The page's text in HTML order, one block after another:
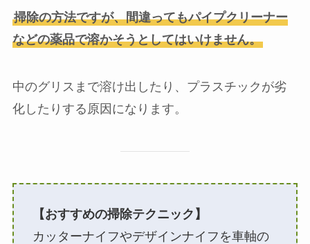
掃除の方法ですが、間違ってもパイプクリーナー
などの薬品で溶かそうとしてはいけません。
中のグリスまで溶け出したり、プラスチックが劣
化したりする原因になります。
【おすすめの掃除テクニック】
カッターナイフやデザインナイフを車軸の